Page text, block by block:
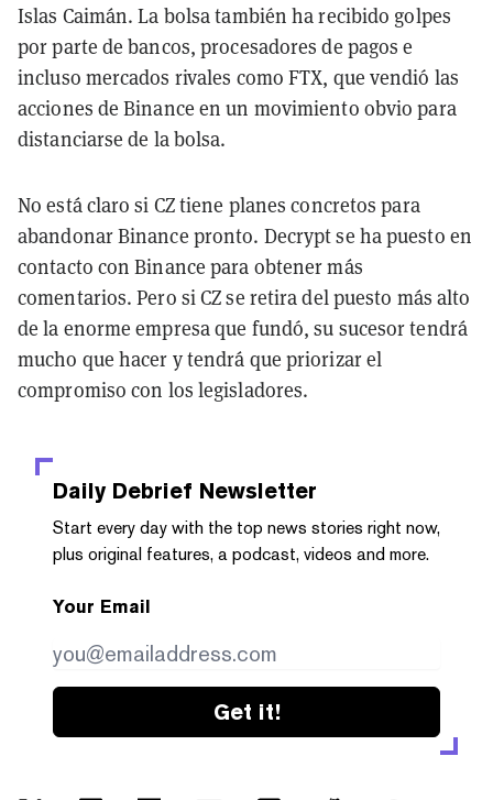
Islas Caimán. La bolsa también ha recibido golpes
por parte de bancos, procesadores de pagos e
incluso mercados rivales como FTX, que vendió las
acciones de Binance en un movimiento obvio para
distanciarse de la bolsa.
No está claro si CZ tiene planes concretos para
abandonar Binance pronto. Decrypt se ha puesto en
contacto con Binance para obtener más
comentarios. Pero si CZ se retira del puesto más alto
de la enorme empresa que fundó, su sucesor tendrá
mucho que hacer y tendrá que priorizar el
compromiso con los legisladores.
Daily Debrief Newsletter
Start every day with the top news stories right now,
plus original features, a podcast, videos and more.
Your Email
Get it!